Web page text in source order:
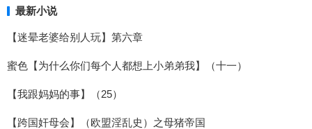
最新小说
【迷晕老婆给别人玩】第六章
蜜色【为什么你们每个人都想上小弟弟我】（十一）
【我跟妈妈的事】（25）
【跨国奸母会】（欧盟淫乱史）之母猪帝国